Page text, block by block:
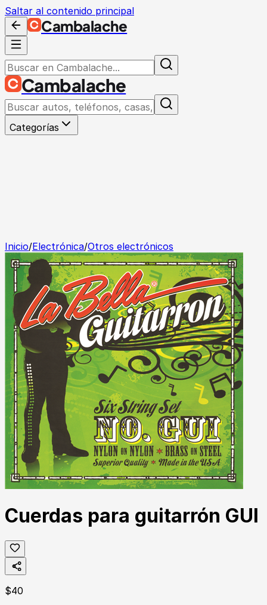
Saltar al contenido principal
Cambalache
Cambalache
Categorías
Inicio/Electrónica/Otros electrónicos
Cuerdas para guitarrón GUI
$40